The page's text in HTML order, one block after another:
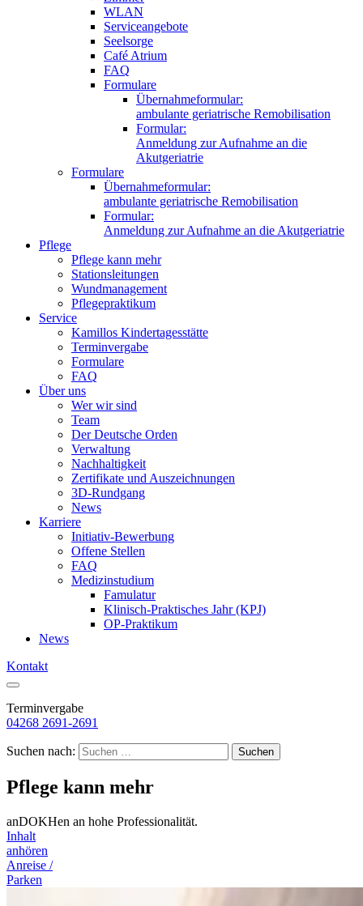
WLAN
Serviceangebote
Seelsorge
Café Atrium
FAQ
Formulare
Übernahmeformular:
ambulante geriatrische Remobilisation
Formular:
Anmeldung zur Aufnahme an die
Akutgeriatrie
Formulare
Übernahmeformular:
ambulante geriatrische Remobilisation
Formular:
Anmeldung zur Aufnahme an die Akutgeriatrie
Pflege
Pflege kann mehr
Stationsleitungen
Wundmanagement
Pflegepraktikum
Service
Kamillos Kindertagesstätte
Terminvergabe
Formulare
FAQ
Über uns
Wer wir sind
Team
Der Deutsche Orden
Verwaltung
Nachhaltigkeit
Zertifikate und Auszeichnungen
3D-Rundgang
News
Karriere
Initiativ-Bewerbung
Offene Stellen
FAQ
Medizinstudium
Famulatur
Klinisch-Praktisches Jahr (KPJ)
OP-Praktikum
News
Kontakt
Terminvergabe
04268 2691-2691
Suchen nach:
Pflege kann mehr
anDOKHen an hohe Professionalität.
Inhalt
anhören
Anreise /
Parken